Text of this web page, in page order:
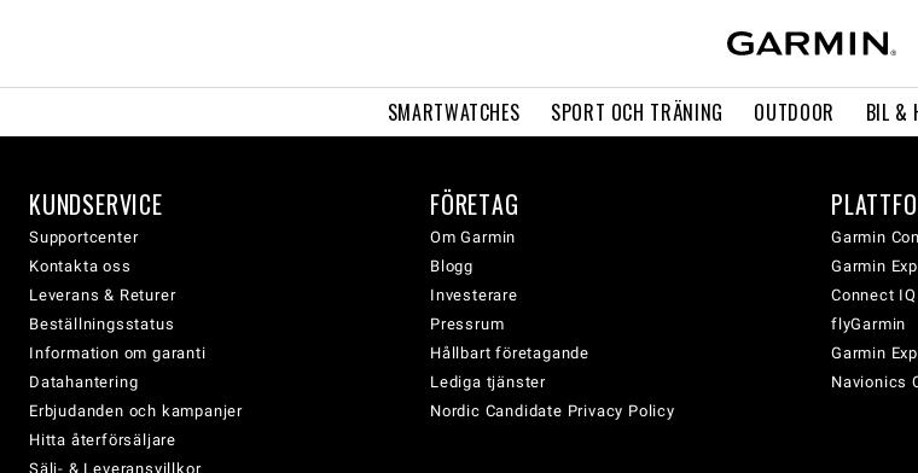
SMARTWATCHES SPORT OCH TRÄNING OUTDOOR BIL &
KUNDSERVICE
Supportcenter
Kontakta oss
Leverans & Returer
Beställningsstatus
Information om garanti
Datahantering
Erbjudanden och kampanjer
Hitta återförsäljare
Sälj- & Leveransvillkor
FÖRETAG
Om Garmin
Blogg
Investerare
Pressrum
Hållbart företagande
Lediga tjänster
Nordic Candidate Privacy Policy
Garmin
Garmin
Connect IQ
flyGarmin
Garmin
Navionics